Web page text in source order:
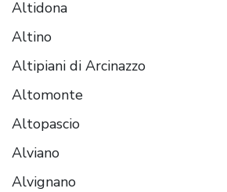
Altidona
Altino
Altipiani di Arcinazzo
Altomonte
Altopascio
Alviano
Alvignano